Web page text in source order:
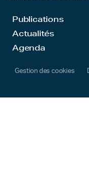
Publications
Actualités
Agenda
Gestion des cookies